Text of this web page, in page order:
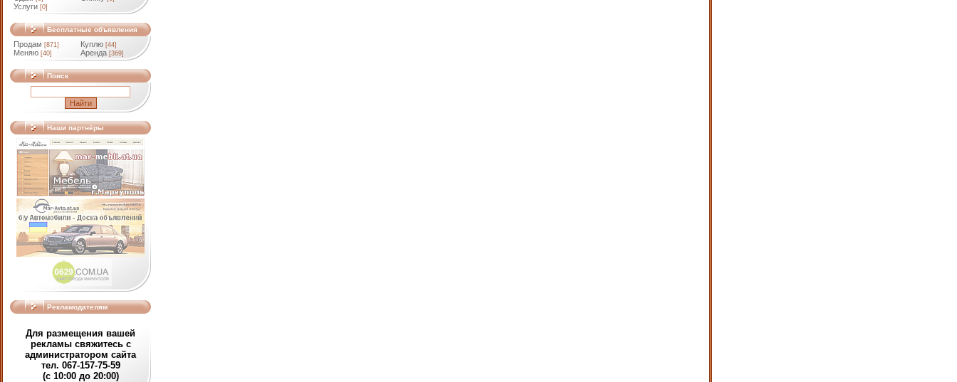
Услуги [0]
Бесплатные объявления
Продам [871] Куплю [44]
Меняю [40] Аренда [369]
Поиск
Наши партнёры
Рекламодателям
Для размещения вашей
рекламы свяжитесь с
администратором сайта
тел. 067-157-75-59
(c 10:00 до 20:00)